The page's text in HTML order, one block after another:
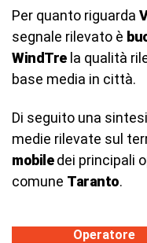
Per quanto riguarda
segnale rilevato è
WindTrela qualità
base media in città.
Di seguito una
medie rilevate sul
mobiledei principali
comune Taranto.
Operatore